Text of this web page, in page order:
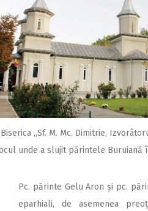
Biserica „Sf. M. Mc. Dimitrie,
unde a slujit părintele Buruiană
Pc. părinte Gelu Aron și pc.
eparhiali, de asemenea